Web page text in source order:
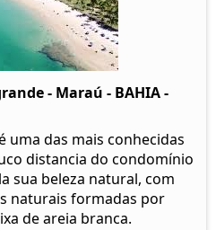
- Maraú - BAHIA -
uma das mais conhecidas
distancia do condomínio
sua beleza natural, com
naturais formadas por
de areia branca.